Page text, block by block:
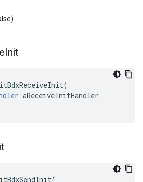
Init
(
aReceiveInitHandler
(